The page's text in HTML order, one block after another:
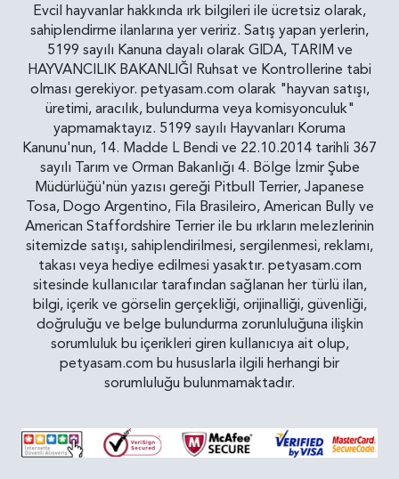
Evcil hayvanlar hakkında ırk bilgileri ile ücretsiz olarak,
sahiplendirme ilanlarına yer veririz. Satış yapan yerlerin,
5199 sayılı Kanuna dayalı olarak GIDA, TARIM ve
HAYVANCILIK BAKANLIĞI Ruhsat ve Kontrollerine tabi
olması gerekiyor. petyasam.com olarak "hayvan satışı,
üretimi, aracılık, bulundurma veya komisyonculuk"
yapmamaktayız. 5199 sayılı Hayvanları Koruma
Kanunu'nun, 14. Madde L Bendi ve 22.10.2014 tarihli 367
sayılı Tarım ve Orman Bakanlığı 4. Bölge İzmir Şube
Müdürlüğü'nün yazısı gereği Pitbull Terrier, Japanese
Tosa, Dogo Argentino, Fila Brasileiro, American Bully ve
American Staffordshire Terrier ile bu ırkların melezlerinin
sitemizde satışı, sahiplendirilmesi, sergilenmesi, reklamı,
takası veya hediye edilmesi yasaktır. petyasam.com
sitesinde kullanıcılar tarafından sağlanan her türlü ilan,
bilgi, içerik ve görselin gerçekliği, orijinalliği, güvenliği,
doğruluğu ve belge bulundurma zorunluluğuna ilişkin
sorumluluk bu içerikleri giren kullanıcıya ait olup,
petyasam.com bu hususlarla ilgili herhangi bir
sorumluluğu bulunmamaktadır.